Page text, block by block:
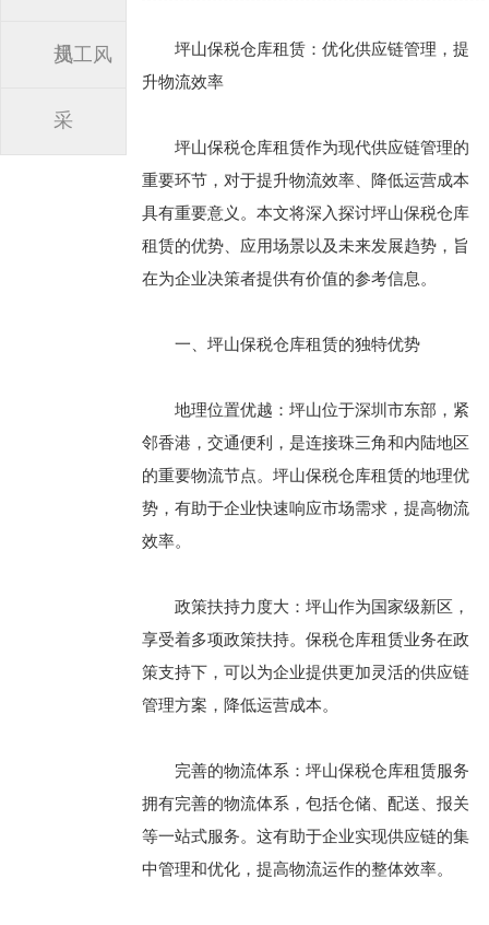
规
员工风
采
坪山保税仓库租赁：优化供应链管理，提
升物流效率
坪山保税仓库租赁作为现代供应链管理的
重要环节，对于提升物流效率、降低运营成本
具有重要意义。本文将深入探讨坪山保税仓库
租赁的优势、应用场景以及未来发展趋势，旨
在为企业决策者提供有价值的参考信息。
一、坪山保税仓库租赁的独特优势
地理位置优越：坪山位于深圳市东部，紧
邻香港，交通便利，是连接珠三角和内陆地区
的重要物流节点。坪山保税仓库租赁的地理优
势，有助于企业快速响应市场需求，提高物流
效率。
政策扶持力度大：坪山作为国家级新区，
享受着多项政策扶持。保税仓库租赁业务在政
策支持下，可以为企业提供更加灵活的供应链
管理方案，降低运营成本。
完善的物流体系：坪山保税仓库租赁服务
拥有完善的物流体系，包括仓储、配送、报关
等一站式服务。这有助于企业实现供应链的集
中管理和优化，提高物流运作的整体效率。